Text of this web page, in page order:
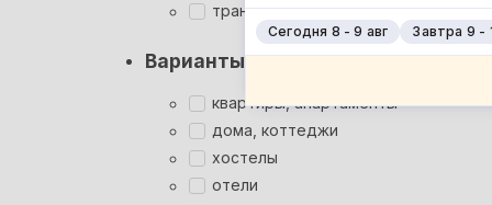
Сегодня 8 - 9 авг Завтра 9 -
трансфер
Варианты размещения
квартиры, апартаменты
дома, коттеджи
хостелы
отели